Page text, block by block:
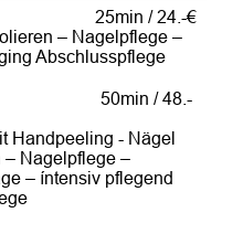
/ 24.-€
– Nagelpflege –
Abschlusspflege
50min / 48.-
Handpeeling - Nägel
– Nagelpflege –
– íntensiv pflegend